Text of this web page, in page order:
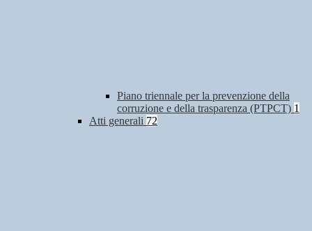
Piano triennale per la prevenzione della
corruzione e della trasparenza (PTPCT) 1
Atti generali 72